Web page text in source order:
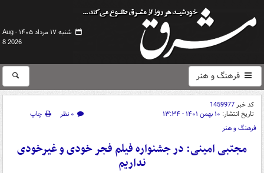
شنبه ۱۷ مرداد ۱۴۰۵ -
Aug
8 2026
فرهنگ و هنر
کد خبر1459977
تاریخ انتشار: ۱۰ بهمن ۱۴۰۱ - ۱۳:۳۴ ۰ نظر
چاپ
فرهنگ و هنر
مجتبی امینی: در جشنواره فیلم فجر خودی و غیرخودی
نداریم